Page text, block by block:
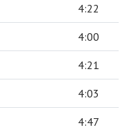
4:22
4:00
4:21
4:03
4:47